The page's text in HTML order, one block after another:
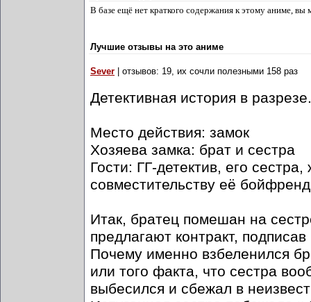
В базе ещё нет краткого содержания к этому аниме, вы
Лучшие отзывы на это аниме
Sever | отзывов: 19, их сочли полезными 158 раз
Детективная история в
Место действия: замок
Хозяева замка: брат и сестра
Гости: ГГ-детектив, его
совместительству её
Итак, братец помешан на
предлагают контракт,
Почему именно взбеленился
или того факта, что сестра
выбесился и сбежал в